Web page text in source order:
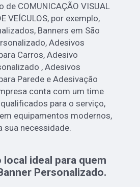
COMUNICAÇÃO VISUAL
VEÍCULOS, por exemplo,
Banners em São
Adesivos
Carros, Adesivo
, Adesivos
Parede e Adesivação
conta com um time
para o serviço,
equipamentos modernos,
sua necessidade.
ideal para quem
Personalizado.